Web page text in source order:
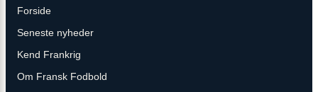
Forside
Seneste nyheder
Kend Frankrig
Om Fransk Fodbold